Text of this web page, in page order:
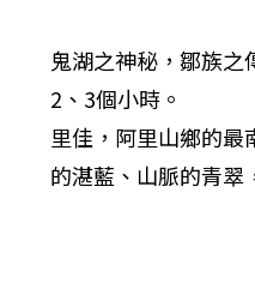
鬼湖之神秘，鄒族
2、3個小時。
里佳，阿里山鄉的
的湛藍、山脈的青翠